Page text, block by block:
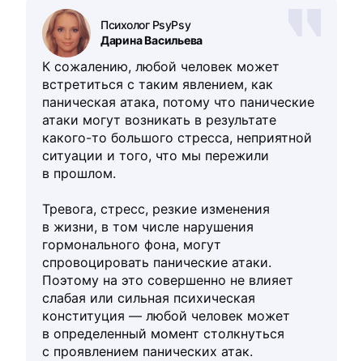
Дарина Васильева
Психолог PsyPsy
К сожалению, любой человек может
встретиться с таким явлением, как
паническая атака, потому что панические
атаки могут возникать в результате
какого-то большого стресса, неприятной
ситуации и того, что мы пережили
в прошлом.
Тревога, стресс, резкие изменения
в жизни, в том числе нарушения
гормонального фона, могут
спровоцировать панические атаки.
Поэтому на это совершенно не влияет
слабая или сильная психическая
конституция — любой человек может
в определенный момент столкнуться
с проявлением панических атак.